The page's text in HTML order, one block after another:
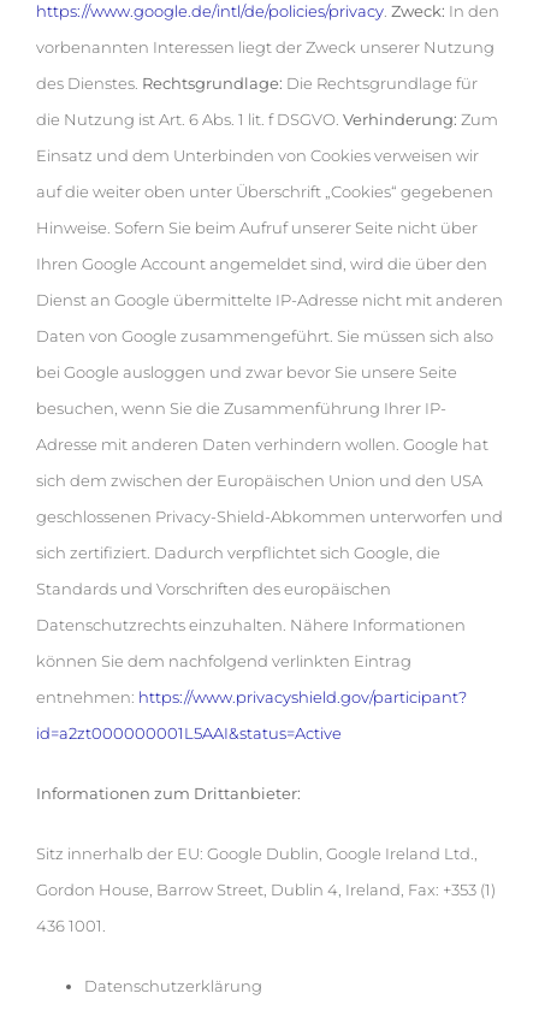
https://www.google.de/intl/de/policies/privacy Zweck: In den
vorbenannten Interessen liegt der Zweck unserer Nutzung
des Dienstes. Rechtsgrundlage: Die Rechtsgrundlage für
die Nutzung ist Art. 6 Abs. 1 lit. f DSGVO. Verhinderung: Zum
Einsatz und dem Unterbinden von Cookies verweisen wir
auf die weiter oben unter Überschrift „Cookies“ gegebenen
Hinweise. Sofern Sie beim Aufruf unserer Seite nicht über
Ihren Google Account angemeldet sind, wird die über den
Dienst an Google übermittelte IP-Adresse nicht mit anderen
Daten von Google zusammengeführt. Sie müssen sich also
bei Google ausloggen und zwar bevor Sie unsere Seite
besuchen, wenn Sie die Zusammenführung Ihrer IP-
Adresse mit anderen Daten verhindern wollen. Google hat
sich dem zwischen der Europäischen Union und den USA
geschlossenen Privacy-Shield-Abkommen unterworfen und
sich zertifiziert. Dadurch verpflichtet sich Google, die
Standards und Vorschriften des europäischen
Datenschutzrechts einzuhalten. Nähere Informationen
können Sie dem nachfolgend verlinkten Eintrag
entnehmen: https://www.privacyshield.gov/participant?
id=a2zt000000001L5AAI&status=Active
Informationen zum Drittanbieter:
Sitz innerhalb der EU: Google Dublin, Google Ireland Ltd.,
Gordon House, Barrow Street, Dublin 4, Ireland, Fax: +353 (1)
436 1001.
Datenschutzerklärung